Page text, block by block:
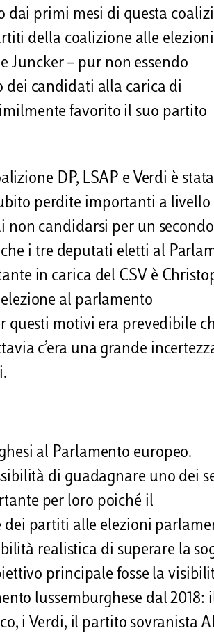
dai primi mesi di questa
della coalizione alle
Juncker – pur non essendo
dei candidati alla carica di
favorito il suo partito
DP, LSAP e Verdi è stata
perdite importanti a livello
non candidarsi per un secondo
i tre deputati eletti al
in carica del CSV è
al parlamento
questi motivi era prevedibile
c’era una grande
al Parlamento europeo.
di guadagnare uno dei
per loro poiché il
partiti alle elezioni
realistica di superare la
principale fosse la
lussemburghese dal 2018:
i Verdi, il partito sovranista